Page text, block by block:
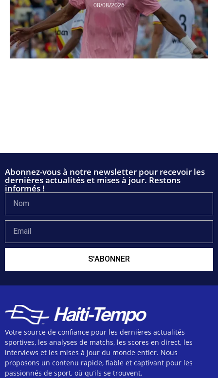
08/08/2026
Abonnez-vous à notre newsletter pour recevoir les
dernières actualités et mises à jour. Restons
informés !
S'ABONNER
Votre source de confiance pour les dernières actualités
sportives, les analyses de matchs, les scores en direct, les
interviews et les mises à jour du monde entier. Nous
proposons un contenu rapide, fiable et captivant pour les
passionnés de sport, où qu’ils se trouvent.